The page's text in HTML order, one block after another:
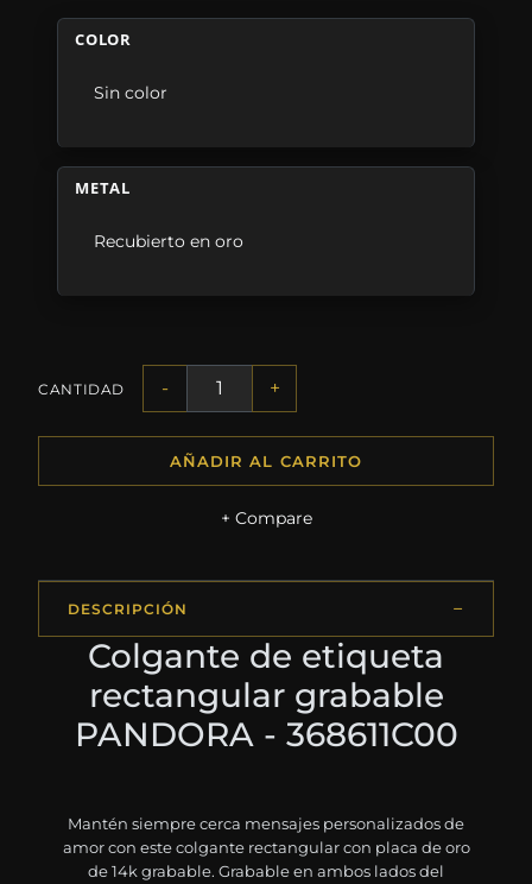
COLOR
Sin color
METAL
Recubierto en oro
CANTIDAD - +
AÑADIR AL CARRITO
+ Compare
DESCRIPCIÓN
Colgante de etiqueta
rectangular grabable
PANDORA - 368611C00
Mantén siempre cerca mensajes personalizados de
amor con este colgante rectangular con placa de oro
de 14k grabable. Grabable en ambos lados del